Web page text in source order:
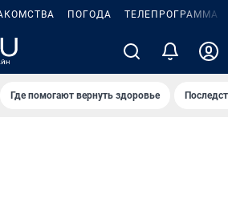
ПОГОДА ТЕЛЕПРОГРАММА
Где помогают вернуть здоровье